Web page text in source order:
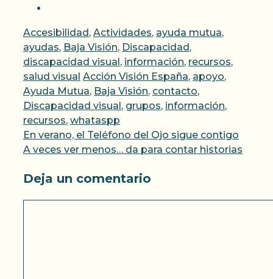
Categorías
Accesibilidad, Actividades, ayuda mutua,
ayudas, Baja Visión, Discapacidad,
discapacidad visual, información, recursos,
salud visual Etiquetas
Acción Visión España, apoyo,
Ayuda Mutua, Baja Visión, contacto,
Discapacidad visual, grupos, información,
recursos, whataspp
En verano, el Teléfono del Ojo sigue contigo
A veces ver menos… da para contar historias
Deja un comentario